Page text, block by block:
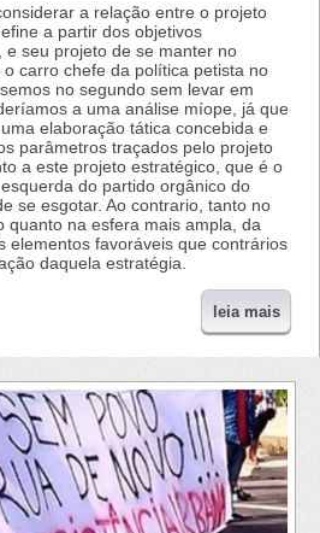
a relação entre o projeto
a partir dos objetivos
e seu projeto de se manter no
carro chefe da política petista no
no segundo sem levar em
a uma análise míope, já que
elaboração tática concebida e
parâmetros traçados pelo projeto
a este projeto estratégico, que é o
do partido orgânico do
se esgotar. Ao contrario, tanto no
quanto na esfera mais ampla, da
elementos favoráveis que contrários
daquela estratégia.
leia mais